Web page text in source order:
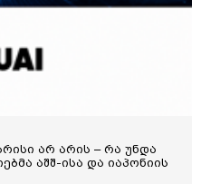
არ არის – რა უნდა
აშშ-ისა და იაპონიის